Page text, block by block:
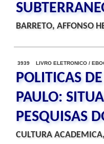
BARRETO, AFFONSO
3939 LIVRO ELETRONICO /
POLITICAS
PAULO:
PESQUISAS
CULTURA